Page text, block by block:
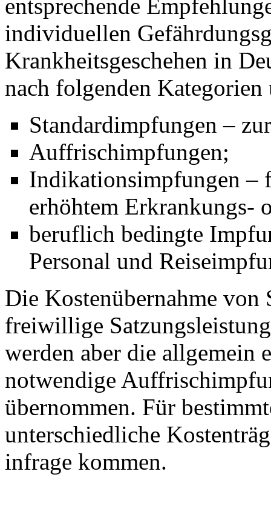
entsprechende
individuellen
Krankheitsgeschehen in
nach folgenden Kategorien
Standardimpfungen –
Auffrischimpfungen;
Indikationsimpfungen –
erhöhtem
beruflich bedingte
Personal und
Die Kostenübernahme
freiwillige
werden aber die allgemein
notwendige
übernommen. Für
unterschiedliche
infrage kommen.